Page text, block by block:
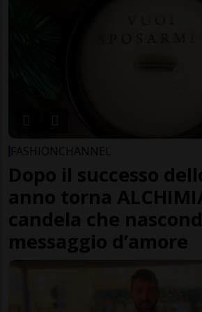
FASHIONCHANNEL
Dopo il successo
anno torna
candela che
messaggio d’amore